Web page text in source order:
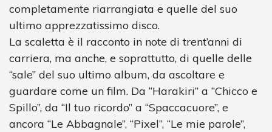
completamente riarrangiata e quelle del suo
ultimo apprezzatissimo disco.
La scaletta è il racconto in note di trent’anni di
carriera, ma anche, e soprattutto, di quelle delle
“sale” del suo ultimo album, da ascoltare e
guardare come un film. Da “Harakiri” a “Chicco e
Spillo”, da “Il tuo ricordo” a “Spaccacuore”, e
ancora “Le Abbagnale”, “Pixel”, “Le mie parole”,